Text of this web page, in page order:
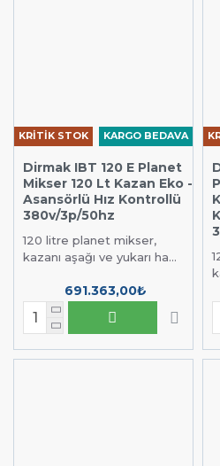
KARGO BEDAVA
KRİTİK STOK
Dirmak IBT 120 E Planet
Mikser 120 Lt Kazan Eko -
Asansörlü Hız Kontrollü
380v/3p/50hz
120 litre planet mikser,
kazanı aşağı ve yukarı ha...
691.363,00₺